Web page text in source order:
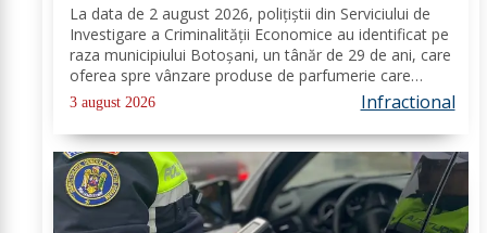
La data de 2 august 2026, polițiștii din Serviciului de
Investigare a Criminalității Economice au identificat pe
raza municipiului Botoșani, un tânăr de 29 de ani, care
oferea spre vânzare produse de parfumerie care
purtau semne identice sau similare cu 15 mărci
înregistrate. Valoarea de piață a...
3 august 2026 Infractional